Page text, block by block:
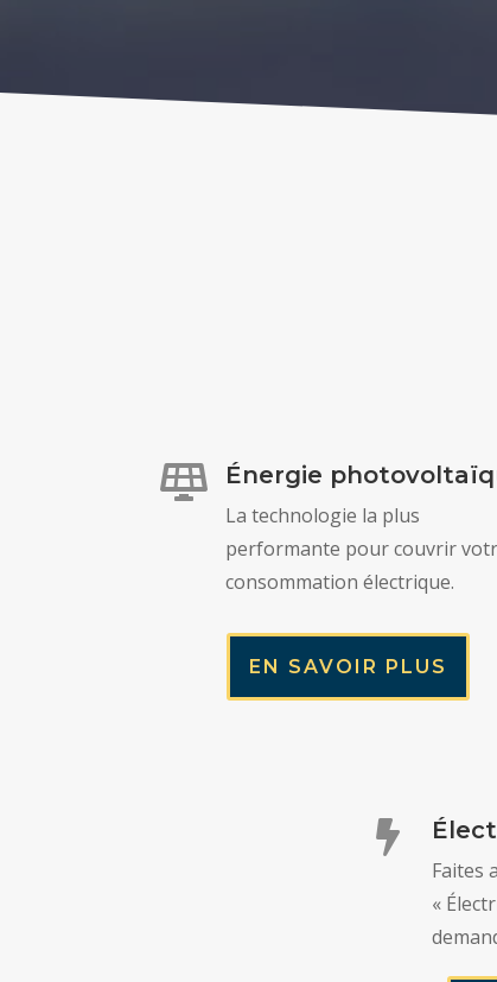
 Énergie
La technologie la plus
performante pour couvrir
consommation électrique.
EN SAVOIR PLUS

Faites
«